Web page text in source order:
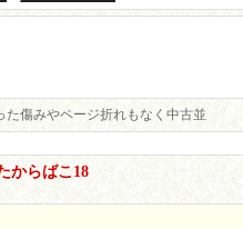
傷みやページ折れもなく中古並
からばこ18